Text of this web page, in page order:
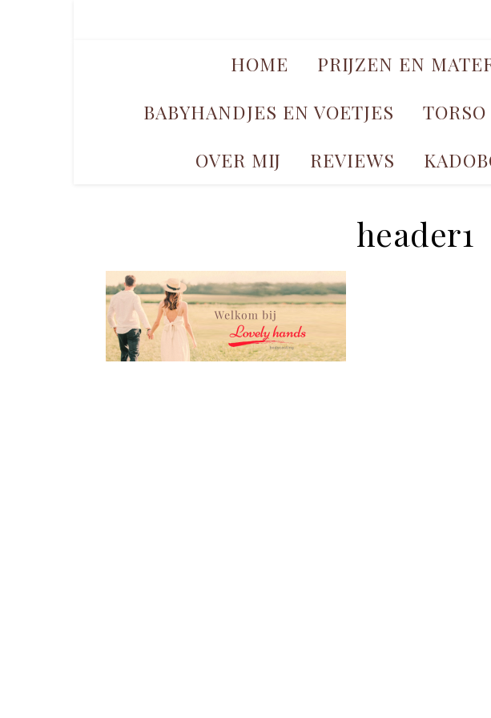
HOME PRIJZEN EN
BABYHANDJES EN VOETJES
TORSO
OVER MIJ
REVIEWS
header1